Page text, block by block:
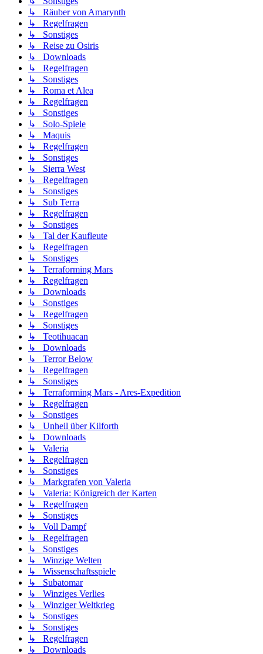
↳ Räuber von Amarynth
↳ Regelfragen
↳ Sonstiges
↳ Reise zu Osiris
↳ Downloads
↳ Regelfragen
↳ Sonstiges
↳ Roma et Alea
↳ Regelfragen
↳ Sonstiges
↳ Solo-Spiele
↳ Maquis
↳ Regelfragen
↳ Sonstiges
↳ Sierra West
↳ Regelfragen
↳ Sonstiges
↳ Sub Terra
↳ Regelfragen
↳ Sonstiges
↳ Tal der Kaufleute
↳ Regelfragen
↳ Sonstiges
↳ Terraforming Mars
↳ Regelfragen
↳ Downloads
↳ Sonstiges
↳ Regelfragen
↳ Sonstiges
↳ Teotihuacan
↳ Downloads
↳ Terror Below
↳ Regelfragen
↳ Sonstiges
↳ Terraforming Mars - Ares-Expedition
↳ Regelfragen
↳ Sonstiges
↳ Unheil über Kilforth
↳ Downloads
↳ Valeria
↳ Regelfragen
↳ Sonstiges
↳ Markgrafen von Valeria
↳ Valeria: Königreich der Karten
↳ Regelfragen
↳ Sonstiges
↳ Voll Dampf
↳ Regelfragen
↳ Sonstiges
↳ Winzige Welten
↳ Wissenschaftsspiele
↳ Subatomar
↳ Winziges Verlies
↳ Winziger Weltkrieg
↳ Sonstiges
↳ Sonstiges
↳ Regelfragen
↳ Downloads